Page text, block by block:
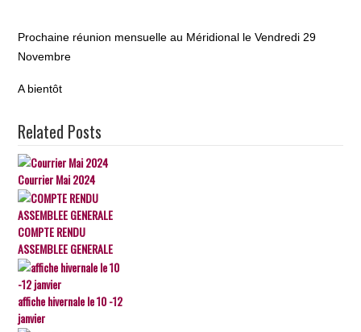
Prochaine réunion mensuelle au Méridional le Vendredi 29
Novembre
A bientôt
Related Posts
Courrier Mai 2024
COMPTE RENDU
ASSEMBLEE GENERALE
affiche hivernale le 10 -12
janvier